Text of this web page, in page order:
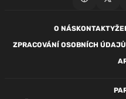
O NÁSKONTAKTY
ZPRACOVÁNÍ OSOBNÍCH